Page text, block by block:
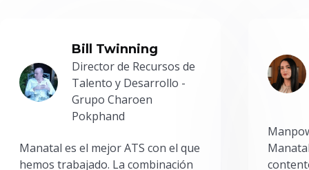
Bill Twinning
Director de Recursos de
Talento y Desarrollo -
Grupo Charoen
Pokphand
Manatal es el mejor ATS con el que
hemos trabajado. La combinación